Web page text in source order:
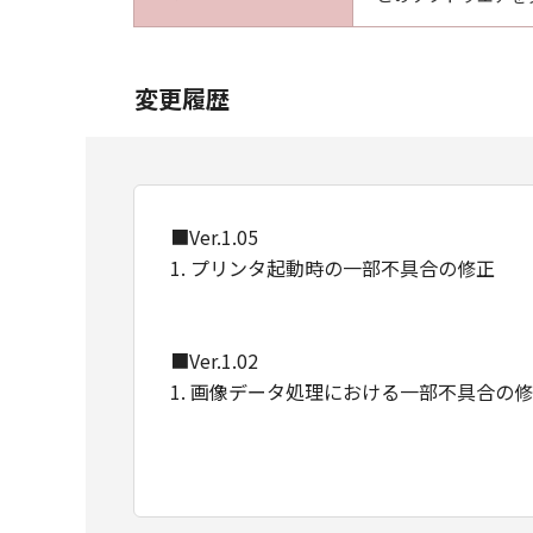
以上
変更履歴
■Ver.1.05
1. プリンタ起動時の一部不具合の修正
■Ver.1.02
1. 画像データ処理における一部不具合の